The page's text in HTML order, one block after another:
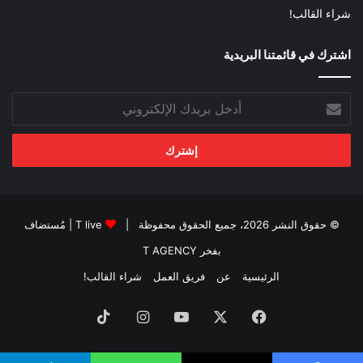
شراء القالب!
اشترك في قائمتنا البريدية
بريدك
الإلكتروني
© حقوق النشر 2026، جميع الحقوق محفوظة | T live | مُستضاف
بفخر T AGENCY
الرئيسية
عن فريق العمل شراء القالب!
فيسبوك ‫YouTubeانستقرام